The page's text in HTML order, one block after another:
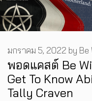
พอดแคสต์ Be
Get To Know
Tally Craven
มกราคม 5, 2022 by Be